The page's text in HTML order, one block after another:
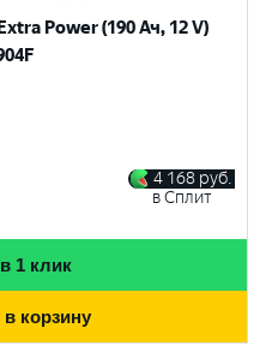
Power (190 Ач, 12 V)
4 168 руб.
в Сплит
1 клик
корзину